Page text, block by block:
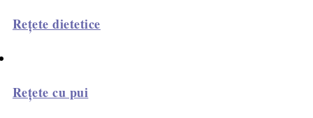
Rețete dietetice
Rețete cu pui